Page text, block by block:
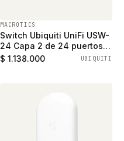
MACROTICS
Switch Ubiquiti UniFi USW-
24 Capa 2 de 24 puertos
ethernet gigabit y 2
$ 1.138.000 UBIQUITI